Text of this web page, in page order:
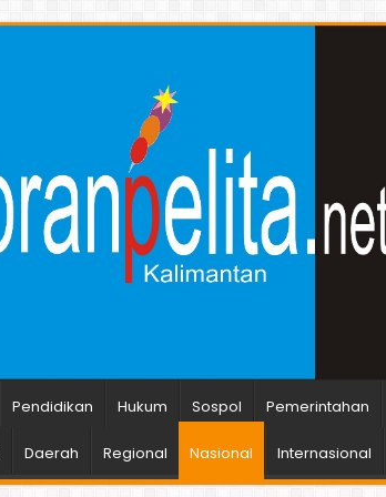
Pendidikan Hukum Sospol Pemerintahan
Daerah Regional Nasional Internasional